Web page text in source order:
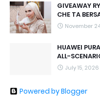
GIVEAWAY
CHE TA
November
HUAWEI
ALL-
July 15, 2026
Powered by Blogger